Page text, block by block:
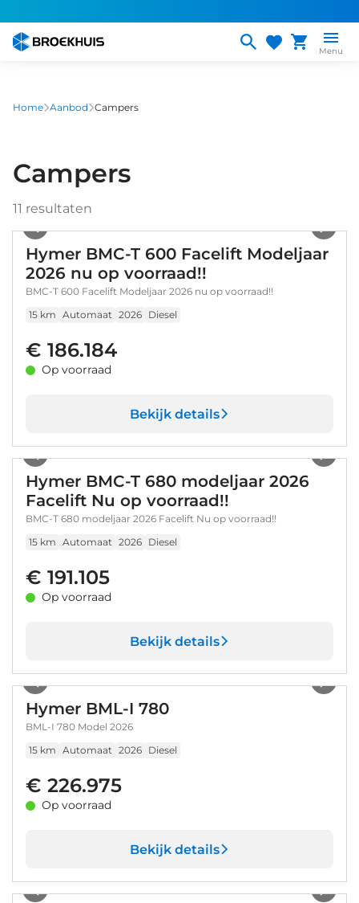
naar
gaan
Menu
Home Aanbod Campers
Campers
11 resultaten
Hymer BMC-T 600 Facelift Modeljaar
2026 nu op voorraad!!
BMC-T 600 Facelift Modeljaar 2026 nu op voorraad!!
15 km Automaat 2026 Diesel
€ 186.184
Op voorraad
Bekijk details
Hymer BMC-T 680 modeljaar 2026
Facelift Nu op voorraad!!
BMC-T 680 modeljaar 2026 Facelift Nu op voorraad!!
15 km Automaat 2026 Diesel
€ 191.105
Op voorraad
Bekijk details
Hymer BML-I 780
BML-I 780 Model 2026
15 km Automaat 2026 Diesel
€ 226.975
Op voorraad
Bekijk details